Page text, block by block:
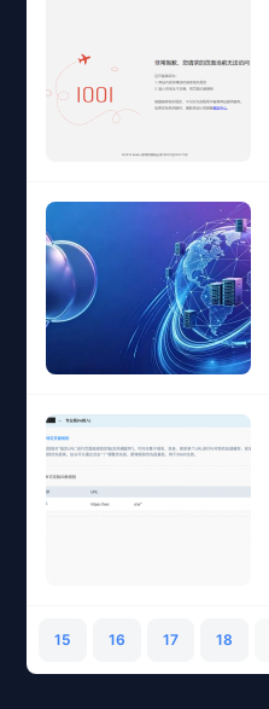
15 16 17 18